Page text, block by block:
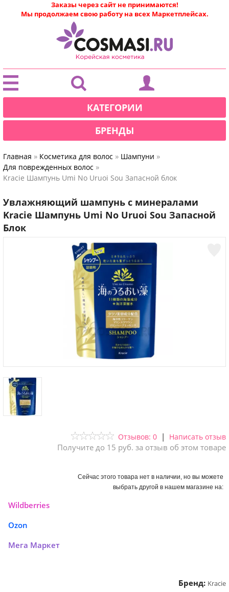
|
Заказы через сайт не принимаются!
Мы продолжаем свою работу на всех Маркетплейсах.
КАТЕГОРИИ
БРЕНДЫ
Главная » Косметика для волос » Шампуни »
Для поврежденных волос »
Kracie Шампунь Umi No Uruoi Sou Запасной блок
Увлажняющий шампунь с минералами
Kracie Шампунь Umi No Uruoi Sou Запасной
Блок
Отзывов: 0 | Написать отзыв
Получите до 15 руб. за отзыв об этом товаре
Сейчас этого товара нет в наличии, но вы можете
выбрать другой в нашем магазине на:
Wildberries
Ozon
Мега Маркет
Бренд: Kracie